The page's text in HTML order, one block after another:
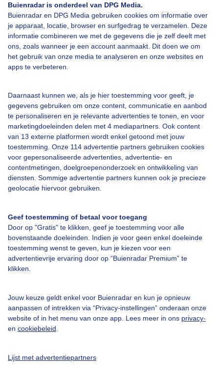
Buienradar is onderdeel van DPG Media.
Buienradar en DPG Media gebruiken cookies om informatie over
je apparaat, locatie, browser en surfgedrag te verzamelen. Deze
informatie combineren we met de gegevens die je zelf deelt met
ons, zoals wanneer je een account aanmaakt. Dit doen we om
het gebruik van onze media te analyseren en onze websites en
apps te verbeteren.
Daarnaast kunnen we, als je hier toestemming voor geeft, je
gegevens gebruiken om onze content, communicatie en aanbod
te personaliseren en je relevante advertenties te tonen, en voor
marketingdoeleinden delen met 4 mediapartners. Ook content
van 13 externe platformen wordt enkel getoond met jouw
toestemming. Onze 114 advertentie partners gebruiken cookies
voor gepersonaliseerde advertenties, advertentie- en
contentmetingen, doelgroepenonderzoek en ontwikkeling van
diensten. Sommige advertentie partners kunnen ook je precieze
geolocatie hiervoor gebruiken.
Geef toestemming of betaal voor toegang
Door op "Gratis" te klikken, geef je toestemming voor alle
bovenstaande doeleinden. Indien je voor geen enkel doeleinde
toestemming wenst te geven, kun je kiezen voor een
advertentievrije ervaring door op “Buienradar Premium” te
klikken.
Jouw keuze geldt enkel voor Buienradar en kun je opnieuw
aanpassen of intrekken via “Privacy-instellingen” onderaan onze
website of in het menu van onze app. Lees meer in ons privacy-
en cookiebeleid
Lijst met advertentiepartners
Bekijk slideshow
Een moment geduld aub...
Over Buienradar
Veelgestelde vragen
Contact
Toegankelijkheid
Buienradar Team
Privacy instellingen